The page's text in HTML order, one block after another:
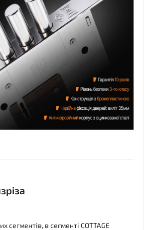
сегментів, в сегменті COTTAGE